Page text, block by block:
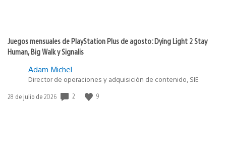
Juegos mensuales de PlayStation Plus de agosto: Dying Light 2 Stay
Human, Big Walk y Signalis
Adam Michel
Director de operaciones y adquisición de contenido, SIE
Fecha
28 de julio de 2026 2 9